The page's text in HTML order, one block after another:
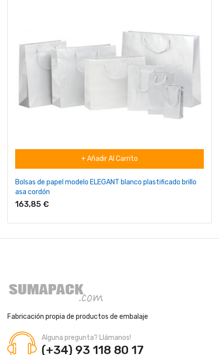
+ Añadir Al Carrito
Bolsas de papel modelo ELEGANT blanco plastificado brillo
asa cordón
163,85 €
Fabricación propia de productos de embalaje
Alguna pregunta? Llámanos!
(+34) 93 118 80 17